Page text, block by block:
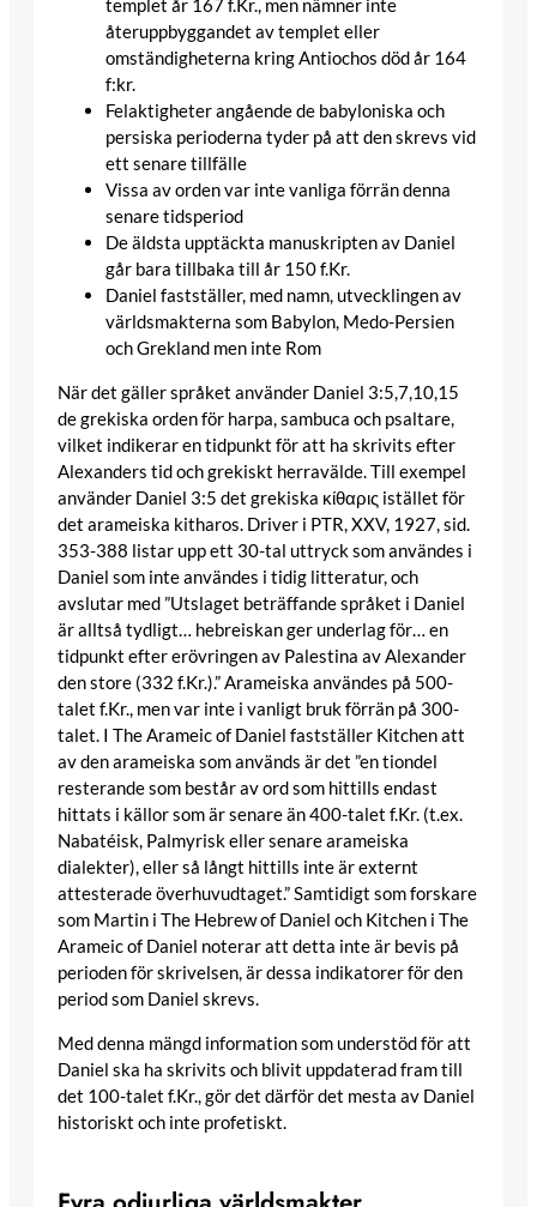
templet år 167 f.Kr., men nämner inte
återuppbyggandet av templet eller
omständigheterna kring Antiochos död år 164
f:kr.
Felaktigheter angående de babyloniska och
persiska perioderna tyder på att den skrevs vid
ett senare tillfälle
Vissa av orden var inte vanliga förrän denna
senare tidsperiod
De äldsta upptäckta manuskripten av Daniel
går bara tillbaka till år 150 f.Kr.
Daniel fastställer, med namn, utvecklingen av
världsmakterna som Babylon, Medo-Persien
och Grekland men inte Rom
När det gäller språket använder Daniel 3:5,7,10,15
de grekiska orden för harpa, sambuca och psaltare,
vilket indikerar en tidpunkt för att ha skrivits efter
Alexanders tid och grekiskt herravälde. Till exempel
använder Daniel 3:5 det grekiska κίθαρις istället för
det arameiska kitharos. Driver i PTR, XXV, 1927, sid.
353-388 listar upp ett 30-tal uttryck som användes i
Daniel som inte användes i tidig litteratur, och
avslutar med ”Utslaget beträffande språket i Daniel
är alltså tydligt… hebreiskan ger underlag för… en
tidpunkt efter erövringen av Palestina av Alexander
den store (332 f.Kr.).” Arameiska användes på 500-
talet f.Kr., men var inte i vanligt bruk förrän på 300-
talet. I The Arameic of Daniel fastställer Kitchen att
av den arameiska som används är det ”en tiondel
resterande som består av ord som hittills endast
hittats i källor som är senare än 400-talet f.Kr. (t.ex.
Nabatéisk, Palmyrisk eller senare arameiska
dialekter), eller så långt hittills inte är externt
attesterade överhuvudtaget.” Samtidigt som forskare
som Martin i The Hebrew of Daniel och Kitchen i The
Arameic of Daniel noterar att detta inte är bevis på
perioden för skrivelsen, är dessa indikatorer för den
period som Daniel skrevs.
Med denna mängd information som understöd för att
Daniel ska ha skrivits och blivit uppdaterad fram till
det 100-talet f.Kr., gör det därför det mesta av Daniel
historiskt och inte profetiskt.